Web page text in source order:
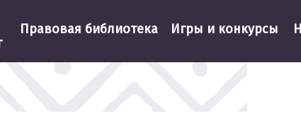
Правовая библиотека Игры и конкурсы